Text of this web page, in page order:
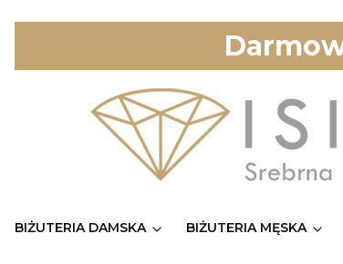
BIŻUTERIA DAMSKA BIŻUTERIA MĘSKA